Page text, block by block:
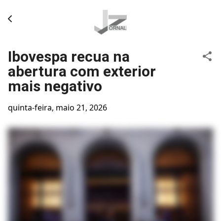
Pular para o conteúdo principal
Ibovespa recua na
abertura com exterior
mais negativo
quinta-feira, maio 21, 2026